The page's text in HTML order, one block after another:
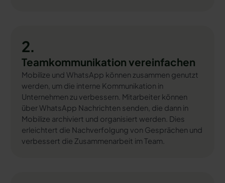
2.
Teamkommunikation vereinfachen
Mobilize und WhatsApp können zusammen genutzt
werden, um die interne Kommunikation in
Unternehmen zu verbessern. Mitarbeiter können
über WhatsApp Nachrichten senden, die dann in
Mobilize archiviert und organisiert werden. Dies
erleichtert die Nachverfolgung von Gesprächen und
verbessert die Zusammenarbeit im Team.